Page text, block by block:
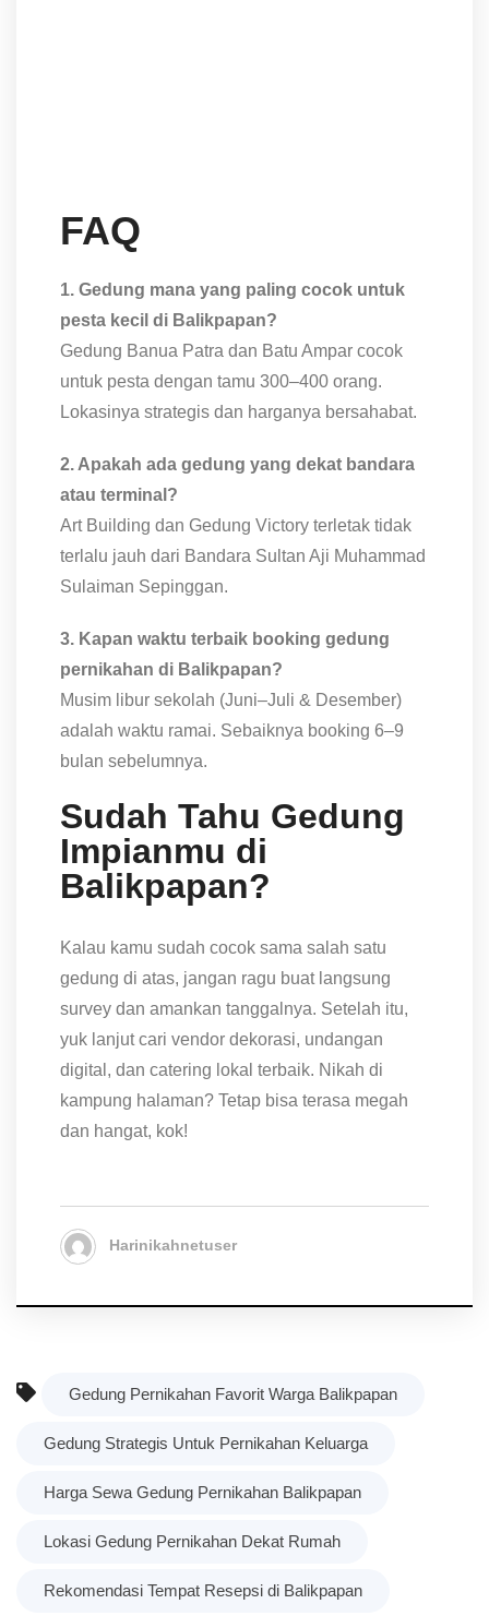
FAQ
1. Gedung mana yang paling cocok untuk
pesta kecil di Balikpapan?
Gedung Banua Patra dan Batu Ampar cocok
untuk pesta dengan tamu 300–400 orang.
Lokasinya strategis dan harganya bersahabat.
2. Apakah ada gedung yang dekat bandara
atau terminal?
Art Building dan Gedung Victory terletak tidak
terlalu jauh dari Bandara Sultan Aji Muhammad
Sulaiman Sepinggan.
3. Kapan waktu terbaik booking gedung
pernikahan di Balikpapan?
Musim libur sekolah (Juni–Juli & Desember)
adalah waktu ramai. Sebaiknya booking 6–9
bulan sebelumnya.
Sudah Tahu Gedung
Impianmu di
Balikpapan?
Kalau kamu sudah cocok sama salah satu
gedung di atas, jangan ragu buat langsung
survey dan amankan tanggalnya. Setelah itu,
yuk lanjut cari vendor dekorasi, undangan
digital, dan catering lokal terbaik. Nikah di
kampung halaman? Tetap bisa terasa megah
dan hangat, kok!
Harinikahnetuser
Gedung Pernikahan Favorit Warga Balikpapan
Gedung Strategis Untuk Pernikahan Keluarga
Harga Sewa Gedung Pernikahan Balikpapan
Lokasi Gedung Pernikahan Dekat Rumah
Rekomendasi Tempat Resepsi di Balikpapan